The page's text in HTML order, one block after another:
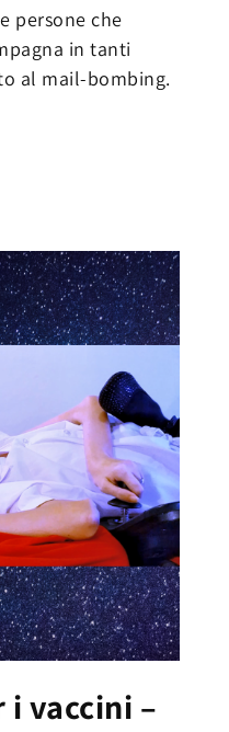
persone che
in tanti
al mail-bombing.
i vaccini –